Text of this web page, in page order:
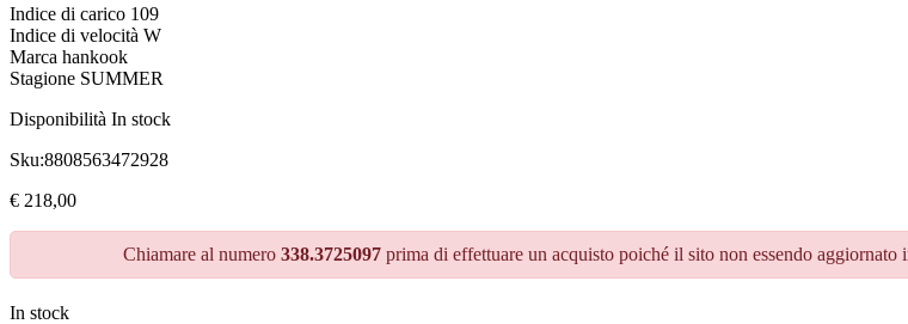
Indice di carico 109
Indice di velocità W
Marca hankook
Stagione SUMMER
Disponibilità In stock
Sku:8808563472928
€ 218,00
Chiamare al numero 338.3725097prima di effettuare un acquisto poiché il sito non essendo
In stock